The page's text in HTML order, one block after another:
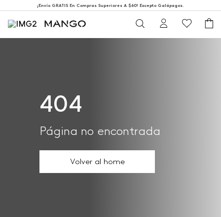
¡Envío GRATIS En Compras Superiores A $60! Excepto Galápagos.
404
Página no encontrada
Volver al home